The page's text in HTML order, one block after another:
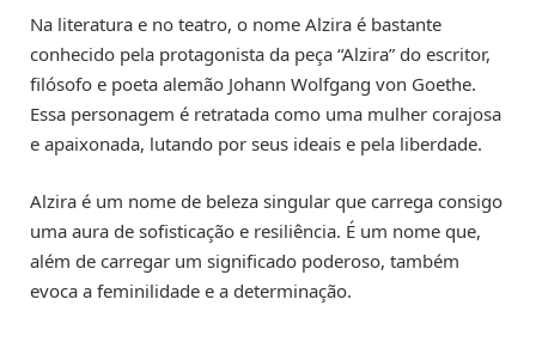
Na literatura e no teatro, o nome Alzira é bastante
conhecido pela protagonista da peça “Alzira” do escritor,
filósofo e poeta alemão Johann Wolfgang von Goethe.
Essa personagem é retratada como uma mulher corajosa
e apaixonada, lutando por seus ideais e pela liberdade.
Alzira é um nome de beleza singular que carrega consigo
uma aura de sofisticação e resiliência. É um nome que,
além de carregar um significado poderoso, também
evoca a feminilidade e a determinação.